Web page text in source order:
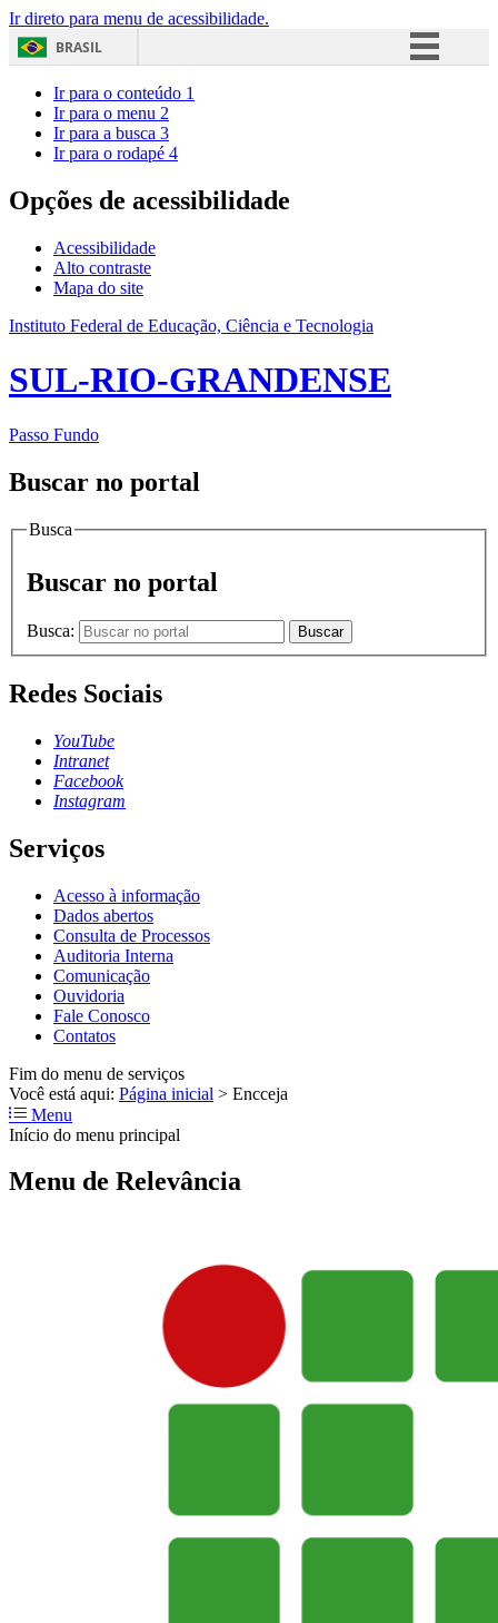
Ir direto para menu de acessibilidade.
BRASIL
Acesso à informação
Ir para o conteúdo 1
Ir para o menu 2
Ir para a busca 3
Ir para o rodapé 4
Opções de acessibilidade
Acessibilidade
Alto contraste
Mapa do site
Instituto Federal de Educação, Ciência e Tecnologia
SUL-RIO-GRANDENSE
Passo Fundo
Buscar no portal
Busca
Buscar no portal
Busca: Buscar
Redes Sociais
YouTube
Intranet
Facebook
Instagram
Serviços
Acesso à informação
Dados abertos
Consulta de Processos
Auditoria Interna
Comunicação
Ouvidoria
Fale Conosco
Contatos
Fim do menu de serviços
Você está aqui: Página inicial > Encceja
Menu
Início do menu principal
Menu de Relevância